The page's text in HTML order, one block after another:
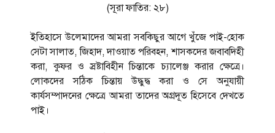
(সূরা ফাতির: ২৮)
ইতিহাসে উলেমাদের আমরা সবকিছুর আগে খুঁজে পাই-হোক
সেটা সালাত, জিহাদ, দাওয়াত পরিবহন, শাসকদের জবাবদিহী
করা, কুফর ও স্রষ্টাবিহীন চিন্তাকে চ্যালেঞ্জ করার ক্ষেত্রে।
লোকদের সঠিক চিন্তায় উদ্ধুদ্ধ করা ও সে অনুযায়ী
কার্যসম্পাদনের ক্ষেত্রে আমরা তাদের অগ্রদূত হিসেবে দেখতে
পাই।